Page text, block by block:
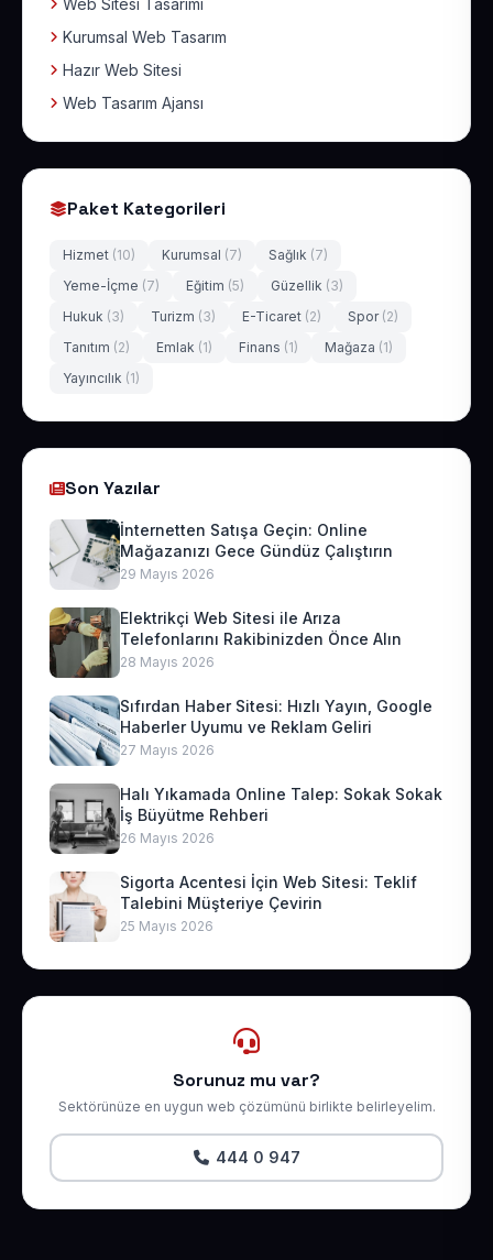
Web Sitesi Tasarımı
Kurumsal Web Tasarım
Hazır Web Sitesi
Web Tasarım Ajansı
Paket Kategorileri
Hizmet (10) Kurumsal (7) Sağlık (7)
Yeme-İçme (7) Eğitim (5) Güzellik (3)
Hukuk (3) Turizm (3) E-Ticaret (2) Spor (2)
Tanıtım (2) Emlak (1) Finans (1) Mağaza (1)
Yayıncılık (1)
Son Yazılar
İnternetten Satışa Geçin: Online
Mağazanızı Gece Gündüz Çalıştırın
29 Mayıs 2026
Elektrikçi Web Sitesi ile Arıza
Telefonlarını Rakibinizden Önce Alın
28 Mayıs 2026
Sıfırdan Haber Sitesi: Hızlı Yayın, Google
Haberler Uyumu ve Reklam Geliri
27 Mayıs 2026
Halı Yıkamada Online Talep: Sokak Sokak
İş Büyütme Rehberi
26 Mayıs 2026
Sigorta Acentesi İçin Web Sitesi: Teklif
Talebini Müşteriye Çevirin
25 Mayıs 2026
Sorunuz mu var?
Sektörünüze en uygun web çözümünü birlikte belirleyelim.
444 0 947